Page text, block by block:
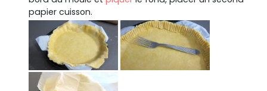
papier cuisson.